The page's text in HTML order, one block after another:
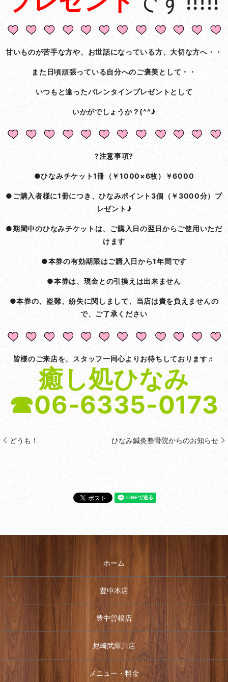
甘いものが苦手な方や、お世話になっている方、大切な方へ・・
また日頃頑張っている自分へのご褒美として・・
いつもと違ったバレンタインプレゼントとして
いかがでしょうか？(^^♪
?注意事項?
●ひなみチケット1冊（￥1000×6枚）￥6000
●ご購入者様に1冊につき、ひなみポイント3個（￥3000分）プ
レゼント♪
●期間中のひなみチケットは、ご購入日の翌日からご使用いただ
けます
●本券の有効期限はご購入日から1年間です
●本券は、現金との引換えは出来ません
●本券の、盗難、紛失に関しまして、当店は責を負えませんの
で、ご了承ください
皆様のご来店を、スタッフ一同心よりお待ちしております♬
癒し処ひなみ
☎06-6335-0173
どうも！ ひなみ鍼灸整骨院からのお知らせ
ホーム
豊中本店
豊中曽根店
尼崎武庫川店
メニュー・料金